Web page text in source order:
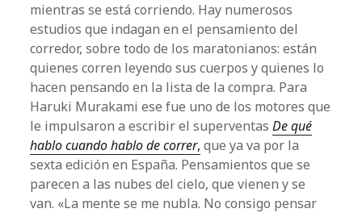
mientras se está corriendo. Hay numerosos
estudios que indagan en el pensamiento del
corredor, sobre todo de los maratonianos: están
quienes corren leyendo sus cuerpos y quienes lo
hacen pensando en la lista de la compra. Para
Haruki Murakami ese fue uno de los motores que
le impulsaron a escribir el superventasDe qué
hablo cuando hablo de correr, que ya va por la
sexta edición en España. Pensamientos que se
parecen a las nubes del cielo, que vienen y se
van. «La mente se me nubla. No consigo pensar